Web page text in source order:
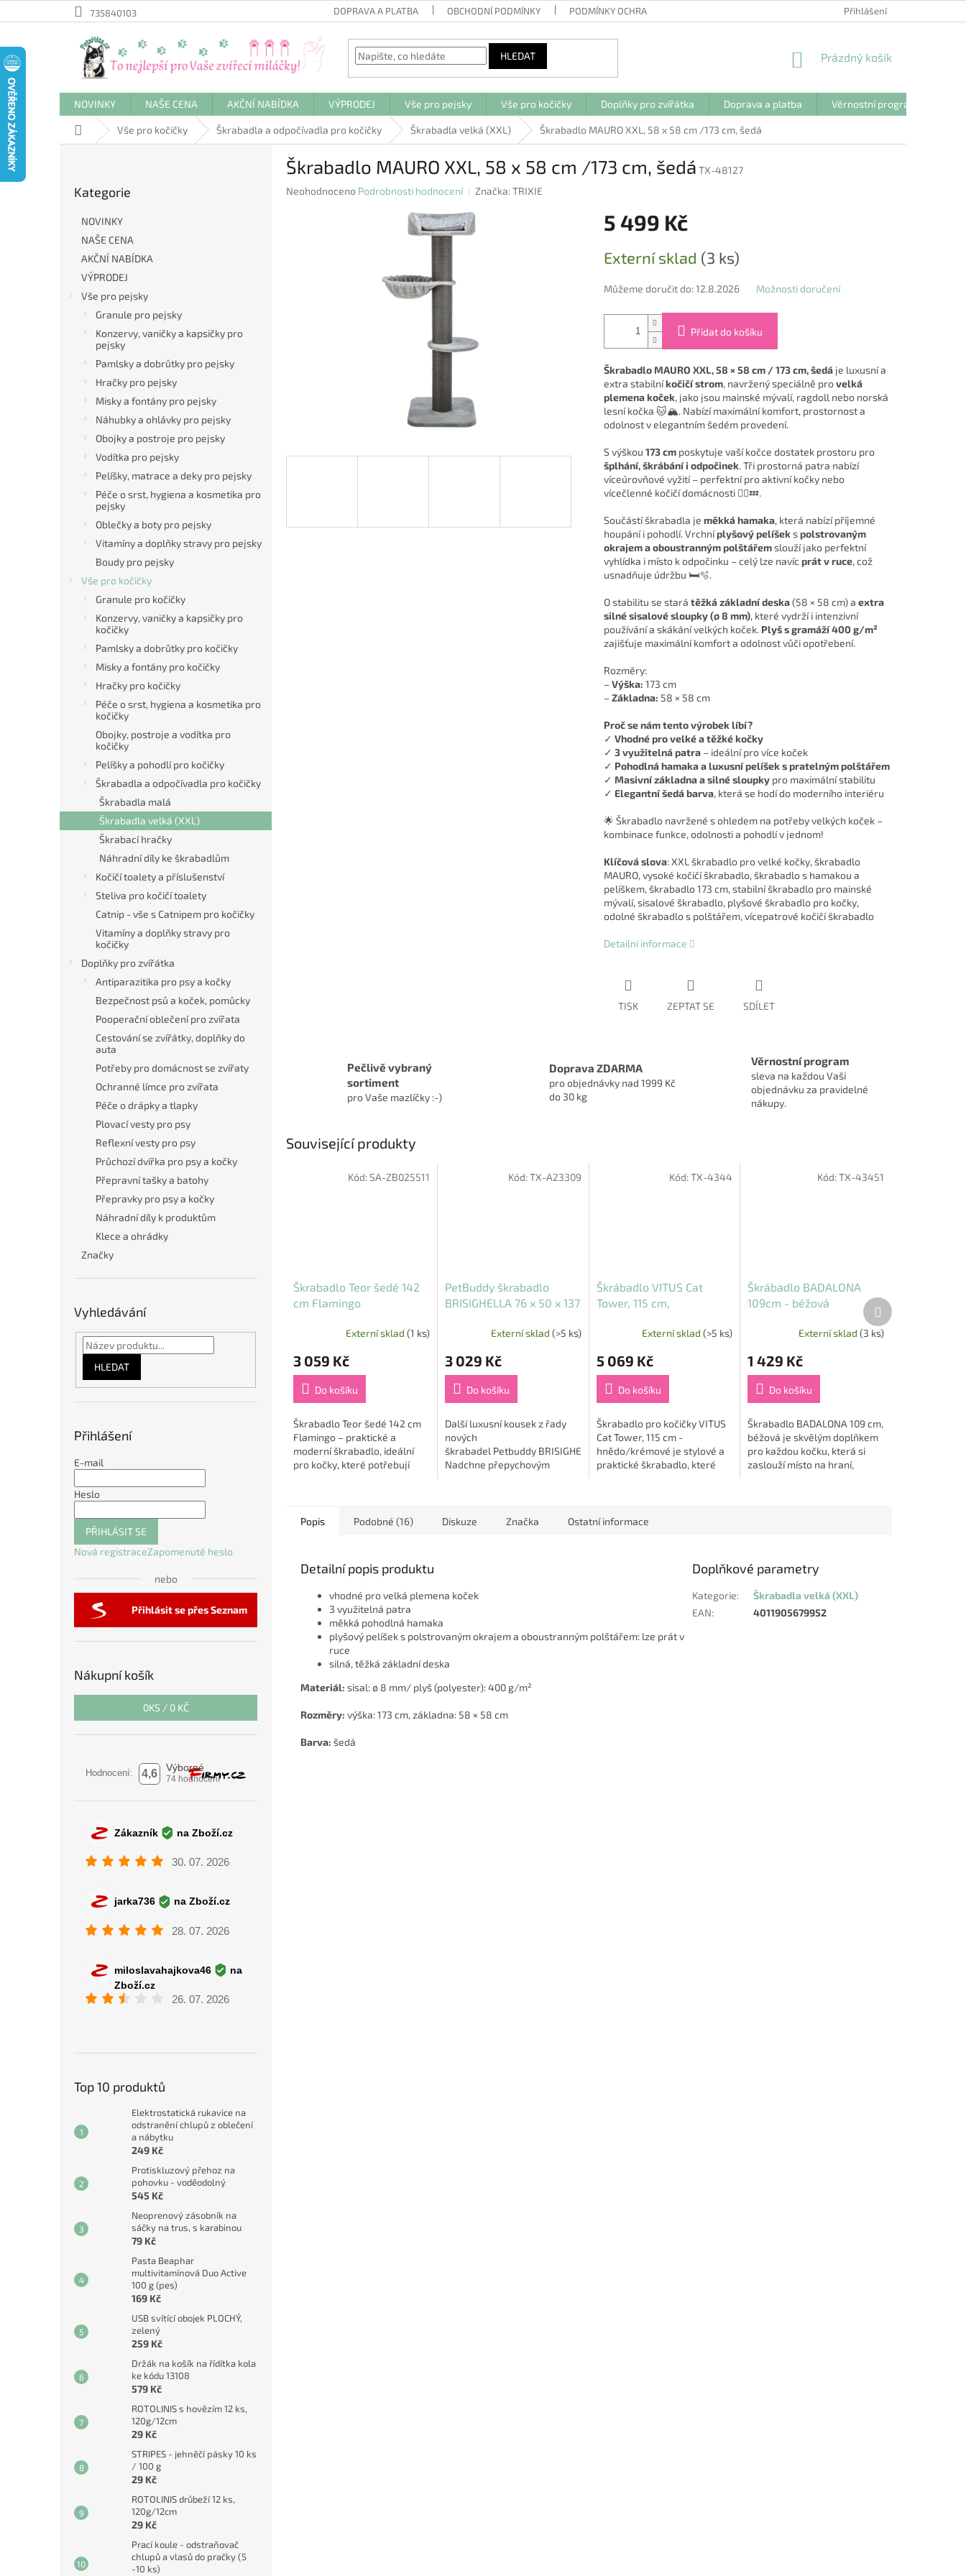
na
735840103 DOPRAVA A PLATBA OBCHODNÍ PODMÍNKY PODMÍNKY OCHRANY OSOBNÍCH ÚDAJŮ Přihlášení
HLEDAT
NÁKUPNÍ
Prázdný košík
NOVINKY NAŠE CENA AKČNÍ NABÍDKA VÝPRODEJ Vše pro pejsky Vše pro kočičky Doplňky pro zvířátka Doprava a platba Věrnostní program
Domů Vše pro kočičky Škrabadla a odpočívadla pro kočičky Škrabadla velká (XXL) Škrabadlo MAURO XXL, 58 x 58 cm /173 cm, šedá
kategorie
Kategorie
NOVINKY
NAŠE CENA
AKČNÍ NABÍDKA
VÝPRODEJ
Vše pro pejsky
Granule pro pejsky
Konzervy, vaničky a kapsičky pro
pejsky
Pamlsky a dobrůtky pro pejsky
Hračky pro pejsky
Misky a fontány pro pejsky
Náhubky a ohlávky pro pejsky
Obojky a postroje pro pejsky
Vodítka pro pejsky
Pelíšky, matrace a deky pro pejsky
Péče o srst, hygiena a kosmetika pro
pejsky
Oblečky a boty pro pejsky
Vitamíny a doplňky stravy pro pejsky
Boudy pro pejsky
Vše pro kočičky
Granule pro kočičky
Konzervy, vaničky a kapsičky pro
kočičky
Pamlsky a dobrůtky pro kočičky
Misky a fontány pro kočičky
Hračky pro kočičky
Péče o srst, hygiena a kosmetika pro
kočičky
Obojky, postroje a vodítka pro
kočičky
Pelíšky a pohodlí pro kočičky
Škrabadla a odpočívadla pro kočičky
Škrabadla malá
Škrabadla velká (XXL)
Škrabací hračky
Náhradní díly ke škrabadlům
Kočičí toalety a příslušenství
Steliva pro kočičí toalety
Catnip - vše s Catnipem pro kočičky
Vitamíny a doplňky stravy pro
kočičky
Doplňky pro zvířátka
Antiparazitika pro psy a kočky
Bezpečnost psů a koček, pomůcky
Pooperační oblečení pro zvířata
Cestování se zvířátky, doplňky do
auta
Potřeby pro domácnost se zvířaty
Ochranné límce pro zvířata
Péče o drápky a tlapky
Plovací vesty pro psy
Reflexní vesty pro psy
Průchozí dvířka pro psy a kočky
Přepravní tašky a batohy
Přepravky pro psy a kočky
Náhradní díly k produktům
Klece a ohrádky
Značky
Vyhledávání
HLEDAT
Přihlášení
E-mail
Heslo
PŘIHLÁSIT SE
Nová registraceZapomenuté heslo
nebo
Přihlásit se přes Seznam
Nákupní košík
0KS / 0 KČ
Top 10 produktů
Elektrostatická rukavice na
odstranění chlupů z oblečení
a nábytku
249 Kč
Protiskluzový přehoz na
pohovku - voděodolný
545 Kč
Neoprenový zásobník na
sáčky na trus, s karabinou
79 Kč
Pasta Beaphar
multivitamínová Duo Active
100 g (pes)
169 Kč
USB svítící obojek PLOCHÝ,
zelený
259 Kč
Držák na košík na řídítka kola
ke kódu 13108
579 Kč
ROTOLINIS s hovězím 12 ks,
120g/12cm
29 Kč
STRIPES - jehněčí pásky 10 ks
/ 100 g
29 Kč
ROTOLINIS drůbeží 12 ks,
120g/12cm
29 Kč
Prací koule - odstraňovač
chlupů a vlasů do pračky (5
-10 ks)
Škrabadlo MAURO XXL, 58 x 58 cm /173 cm, šedá TX-48127
Průměrné
Neohodnoceno Podrobnosti hodnocení Značka:TRIXIE
5 499 Kč
cena:
Externí sklad (3 ks)
Můžeme doručit do: 12.8.2026 Možnosti doručení
Přidat do košíku
Škrabadlo MAURO XXL, 58 × 58 cm / 173 cm, šedáje luxusní a
extra stabilníkočičí strom, navržený speciálně provelká
plemena koček, jako jsou mainské mývalí, ragdoll nebo norská
lesní kočka 🐱🏔️. Nabízí maximální komfort, prostornost a
odolnost v elegantním šedém provedení.
S výškou 173 cmposkytuje vaší kočce dostatek prostoru pro
šplhání, škrábání i odpočinek. Tři prostorná patra nabízí
víceúrovňové vyžití – perfektní pro aktivní kočky nebo
vícečlenné kočičí domácnosti 🧗‍♀️💤.
Součástí škrabadla je měkká hamaka, která nabízí příjemné
houpání i pohodlí. Vrchníplyšový pelíšekspolstrovaným
okrajem a oboustranným polštářemslouží jako perfektní
vyhlídka i místo k odpočinku – celý lze navícprát v ruce, což
usnadňuje údržbu 🛏️🫧.
O stabilitu se stará těžká základní deska(58 × 58 cm) a extra
silné sisalové sloupky (ø 8 mm), které vydrží i intenzivní
používání a skákání velkých koček. Plyš s gramáží 400 g/m²
zajišťuje maximální komfort a odolnost vůči opotřebení.
Rozměry:
–Výška: 173 cm
–Základna: 58 × 58 cm
Proč se nám tento výrobek líbí?
✓ Vhodné pro velké a těžké kočky
✓ 3 využitelná patra– ideální pro více koček
✓ Pohodlná hamaka a luxusní pelíšek s pratelným polštářem
✓ Masivní základna a silné sloupkypro maximální stabilitu
✓ Elegantní šedá barva, která se hodí do moderního interiéru
🌟 Škrabadlo navržené s ohledem na potřeby velkých koček –
kombinace funkce, odolnosti a pohodlí v jednom!
Klíčová slova: XXL škrabadlo pro velké kočky, škrabadlo
MAURO, vysoké kočičí škrabadlo, škrabadlo s hamakou a
pelíškem, škrabadlo 173 cm, stabilní škrabadlo pro mainské
mývalí, sisalové škrabadlo, plyšové škrabadlo pro kočky,
odolné škrabadlo s polštářem, vícepatrové kočičí škrabadlo
Detailní informace
TISK ZEPTAT SE SDÍLET
Pečlivě vybraný
sortiment
pro Vaše mazlíčky :-)
Doprava ZDARMA
pro objednávky nad 1999 Kč
do 30 kg
Věrnostní program
sleva na každou Vaši
objednávku za pravidelné
nákupy.
Související produkty
Škrabadlo Teor šedé 142
cm Flamingo
Externí sklad (1 ks)
3 059 Kč
Do košíku
Škrabadlo Teor šedé 142 cm
Flamingo – praktické a
moderní škrabadlo, ideální
pro kočky, které potřebují
Kód:SA-ZB025511
PetBuddy škrabadlo
BRISIGHELLA 76 x 50 x 137
strom/bubble plyš,
Externí sklad (>5 ks)
3 029 Kč
Do košíku
Další luxusní kousek z řady
nových
škrabadel Petbuddy BRISIGHELLA.
Nadchne přepychovým
nadýchaným...
Kód:TX-A23309
Škrábadlo VITUS Cat
Tower, 115 cm,
Externí sklad(>5 ks)
5 069 Kč
Do košíku
Škrabadlo pro kočičky VITUS
Cat Tower, 115 cm -
hnědo/krémové je stylové a
praktické škrabadlo, které
Kód:TX-4344
Škrábadlo BADALONA
109cm - béžová
Externí sklad (3 ks)
1 429 Kč
Do košíku
Škrabadlo BADALONA 109 cm,
béžová je skvělým doplňkem
pro každou kočku, která si
zaslouží místo na hraní,
Kód:TX-43451
Další
produkt
Popis Podobné (16) Diskuze Značka Ostatní informace
Detailní popis produktu
vhodné pro velká plemena koček
3 využitelná patra
měkká pohodlná hamaka
plyšový pelíšek s polstrovaným okrajem a oboustranným polštářem: lze prát v
ruce
silná, těžká základní deska
Materiál: sisal: ø 8 mm/ plyš (polyester): 400 g/m²
Rozměry: výška: 173 cm, základna: 58 × 58 cm
Barva: šedá
Doplňkové parametry
Kategorie:
Škrabadla velká (XXL)
EAN: 4011905679952